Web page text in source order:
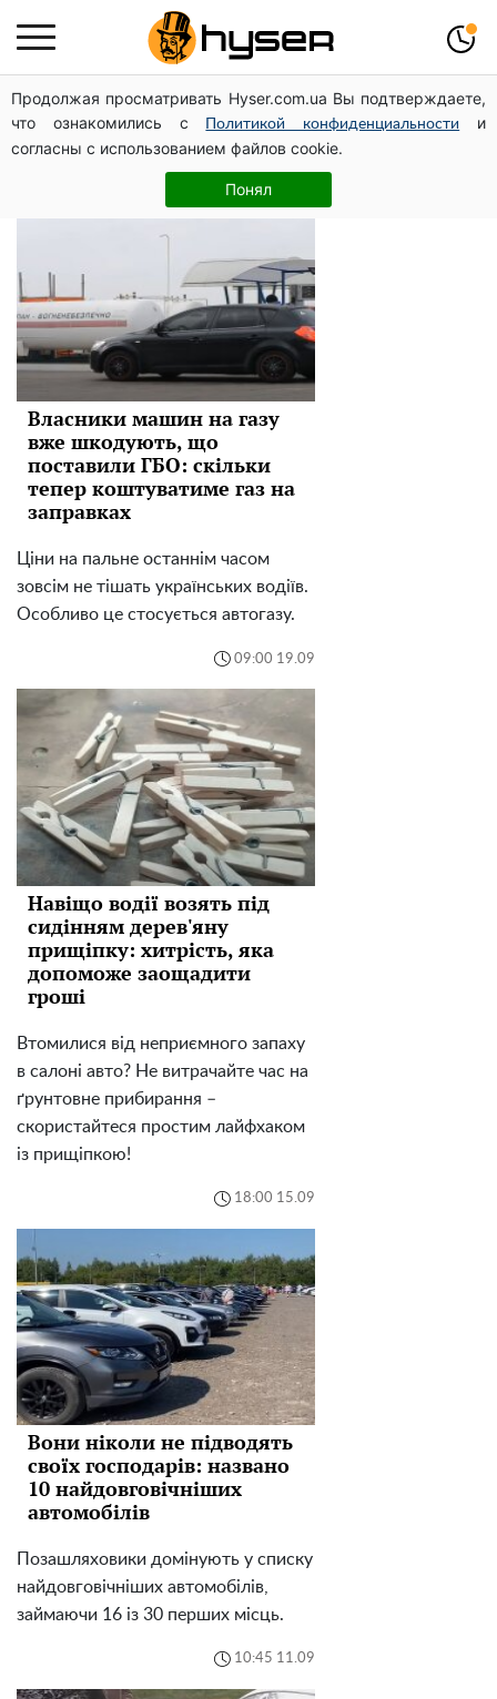
Продолжая просматривать Hyser.com.ua Вы подтверждаете,
что ознакомились с
Политикой конфиденциальности
и
согласны с использованием файлов cookie.
Понял
автомобили
Власники машин на газу
вже шкодують, що
поставили ГБО: скільки
тепер коштуватиме газ на
заправках
Ціни на пальне останнім часом
зовсім не тішать українських водіїв.
Особливо це стосується автогазу.
09:00 19.09
Навіщо водії возять під
сидінням дерев'яну
прищіпку: хитрість, яка
допоможе заощадити
гроші
Втомилися від неприємного запаху
в салоні авто? Не витрачайте час на
ґрунтовне прибирання –
скористайтеся простим лайфхаком
із прищіпкою!
18:00 15.09
Вони ніколи не підводять
своїх господарів: названо
10 найдовговічніших
автомобілів
Позашляховики домінують у списку
найдовговічніших автомобілів,
займаючи 16 із 30 перших місць.
10:45 11.09